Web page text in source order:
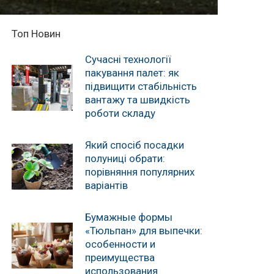
Топ Новин
Сучасні технології
пакування палет: як
підвищити стабільність
вантажу та швидкість
роботи складу
Який спосіб посадки
полуниці обрати:
порівняння популярних
варіантів
Бумажные формы
«Тюльпан» для выпечки:
особенности и
преимущества
использования